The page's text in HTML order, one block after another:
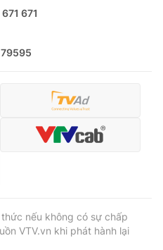
671
nếu không có sự chấp
VTV.vn khi phát hành lại